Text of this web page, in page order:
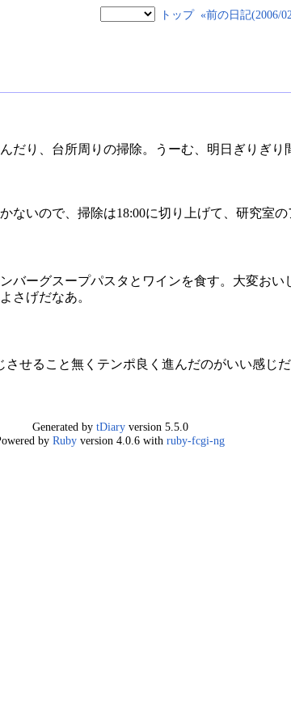
トップ «前の日記(2006/
だり、台所周りの掃除。うーむ、明日ぎりぎり
いので、掃除は18:00に切り上げて、研究室の
バーグスープパスタとワインを食す。大変おい
さげだなあ。
せること無くテンポ良く進んだのがいい感じ
Generated by tDiaryversion 5.5.0
by Ruby version 4.0.6 with ruby-fcgi-ng